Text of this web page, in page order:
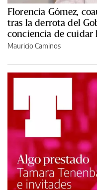
Florencia Gómez,
tras la derrota del
conciencia de cuidar
Mauricio Caminos